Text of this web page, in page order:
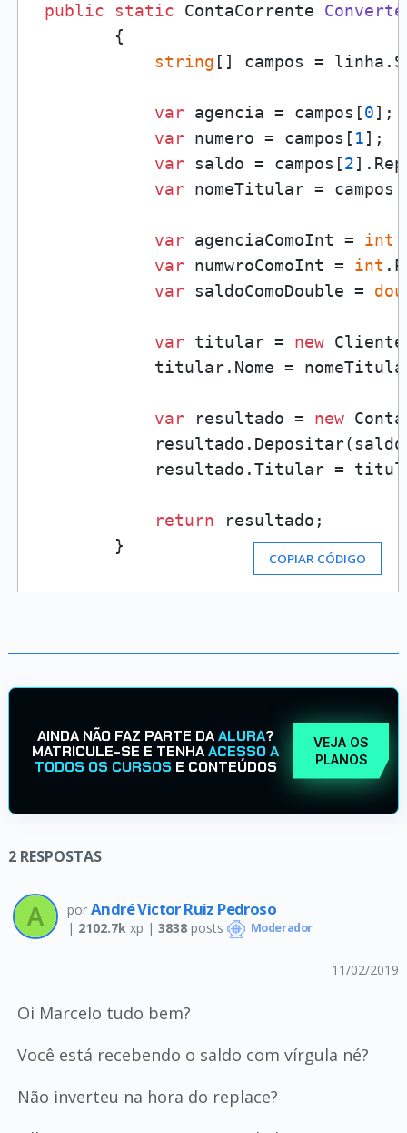
public static ContaCorrente
        {
string [] campos =
var agencia = campos[0];
var numero = campos[ 1];
var saldo = campos[2
var nomeTitular = campos[
var agenciaComoInt = int
var numwroComoInt = int
var saldoComoDouble =
var titular = new
titular.Nome =
var resultado = new
resultado.Titular =
return resultado;
        }
COPIAR CÓDIGO
AINDA NÃO FAZ PARTE DAALURA?
MATRICULE-SE E TENHAACESSO A
TODOS OS CURSOS E CONTEÚDOS
VEJA OS
PLANOS
2 RESPOSTAS
por André Victor Ruiz Pedroso
| 2102.7k xp | 3838posts Moderador
11/02/2019
Oi Marcelo tudo bem?
Você está recebendo o saldo com vírgula né?
Não inverteu na hora do replace?